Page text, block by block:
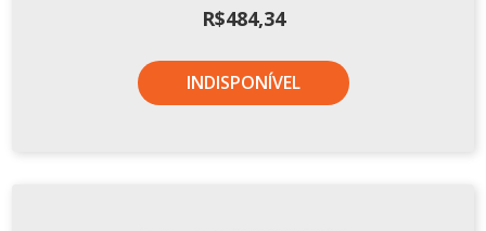
R$484,34
INDISPONÍVEL